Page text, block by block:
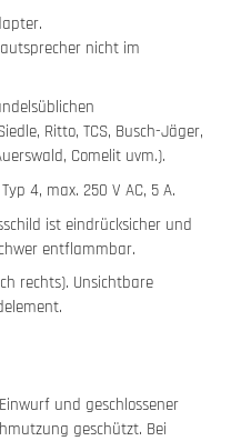
nicht im
Ritto, TCS, Busch-Jäger,
Comelit uvm.).
4, max. 250 V AC, 5 A.
ist eindrücksicher und
entflammbar.
rechts). Unsichtbare
und geschlossener
geschützt. Bei